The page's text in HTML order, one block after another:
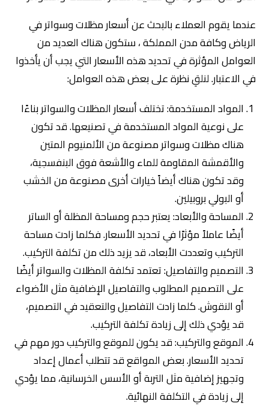
عندما يقوم العملاء بالبحث عن أسعار مظلات وسواتر في
الرياض وكافة مدن المملكة ، ستكون هناك العديد من
العوامل المؤثرة في تحديد هذه الأسعار التي يجب أن يأخذوا
في الاعتبار. لنلقِ نظرة على بعض هذه العوامل:
المواد المستخدمة: تختلف أسعار المظلات والسواتر بناءًا
على نوعية المواد المستخدمة في تصنيعها. قد تكون
هناك مظلات وسواتر مصنوعة من الألمنيوم المتين
والأقمشة المقاومة للماء والأشعة فوق البنفسجية،
وقد تكون هناك أيضاً خيارات أخرى مصنوعة من الخشب
أو البولي بروبيلين.
المساحة والأبعاد: يعتبر حجم ومساحة المظلة أو الساتر
أيضًا عاملاً مؤثرًا في تحديد الأسعار. فكلما زادت مساحة
التركيب وتعددت الأبعاد، قد يزيد ذلك من تكلفة التركيب.
التصميم والتفاصيل: تعتمد تكلفة المظلات والسواتر أيضًا
على التصميم المطلوب والتفاصيل الإضافية مثل الأضواء
أو النقوش. كلما زادت التفاصيل والتعقيد في التصميم،
قد يؤدي ذلك إلى زيادة تكلفة التركيب.
الموقع والتركيب: قد يكون للموقع والتركيب دور مهم في
تحديد الأسعار. بعض المواقع قد تتطلب أعمال إعداد
وتجهيز إضافية مثل التربة أو الأسس الخرسانية، مما يؤدي
إلى زيادة في التكلفة النهائية.